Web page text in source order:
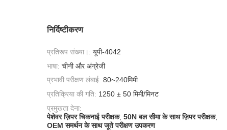
निर्दिष्टीकरण
प्रतिरूप संख्या।: यूपी-4042
भाषा: चीनी और अंग्रेजी
प्रभावी परीक्षण लंबाई: 80~240मिमी
प्रतिक्रिया की गति: 1250 ± 50 मिमी/मिनट
प्रमुखता देना:
पेशेवर ज़िपर चिकनाई परीक्षक, 50N बल सीमा के साथ ज़िपर परीक्षक,
OEM समर्थन के साथ जूते परीक्षण उपकरण